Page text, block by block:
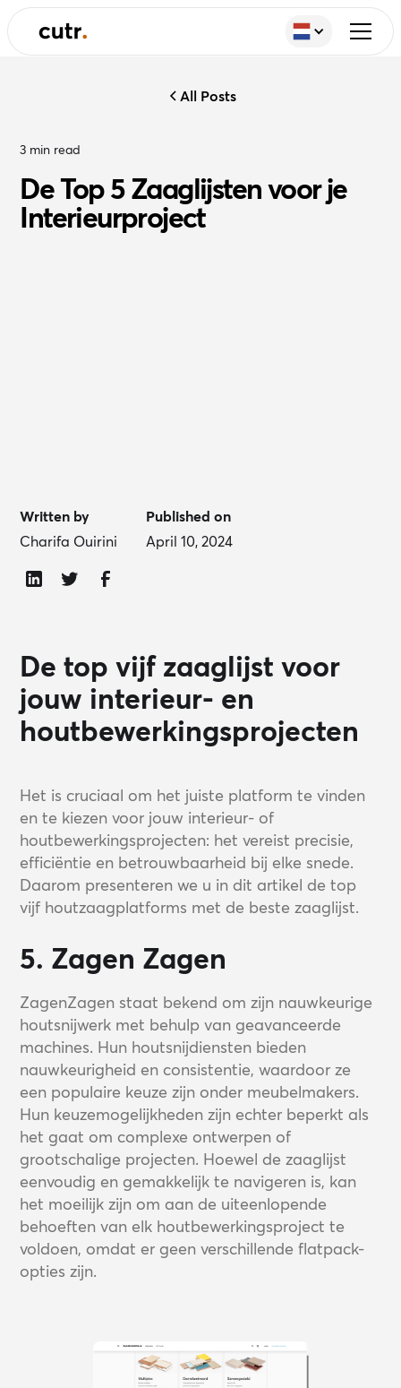
All Posts
3 min read
De Top 5 Zaaglijsten voor je
Interieurproject
Written by
Charifa Ouirini
Published on
April 10, 2024
De top vijf zaaglijst voor
jouw interieur- en
houtbewerkingsprojecten
Het is cruciaal om het juiste platform te vinden
en te kiezen voor jouw interieur- of
houtbewerkingsprojecten: het vereist precisie,
efficiëntie en betrouwbaarheid bij elke snede.
Daarom presenteren we u in dit artikel de top
vijf houtzaagplatforms met de beste zaaglijst.
5. Zagen Zagen
ZagenZagen staat bekend om zijn nauwkeurige
houtsnijwerk met behulp van geavanceerde
machines. Hun houtsnijdiensten bieden
nauwkeurigheid en consistentie, waardoor ze
een populaire keuze zijn onder meubelmakers.
Hun keuzemogelijkheden zijn echter beperkt als
het gaat om complexe ontwerpen of
grootschalige projecten. Hoewel de zaaglijst
eenvoudig en gemakkelijk te navigeren is, kan
het moeilijk zijn om aan de uiteenlopende
behoeften van elk houtbewerkingsproject te
voldoen, omdat er geen verschillende flatpack-
opties zijn.